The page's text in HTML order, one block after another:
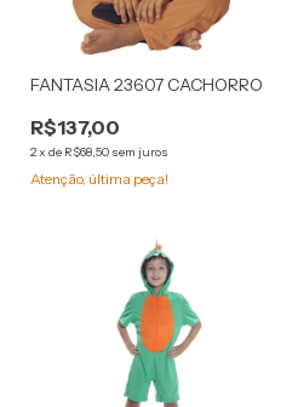
FANTASIA 23607 CACHORRO
R$137,00
2x de R$68,50 sem juros
Atenção, última peça!